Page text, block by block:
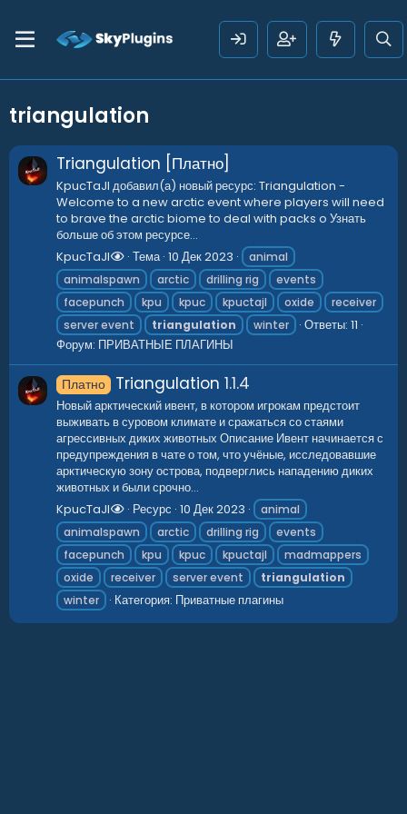
triangulation
Triangulation [Платно]
KpucTaJl добавил(а) новый ресурс: Triangulation -
Welcome to a new arctic event where players will need
to brave the arctic biome to deal with packs o Узнать
больше об этом ресурсе...
KpucTaJl
Тема 10 Дек 2023
animal
animalspawn
arctic drilling rig
events
facepunch
kpu kpuc kpuctajl oxide
receiver
server event
triangulation winter
Ответы: 11
Форум: ПРИВАТНЫЕ ПЛАГИНЫ
Платно Triangulation 1.1.4
Новый арктический ивент, в котором игрокам предстоит
выживать в суровом климате и сражаться со стаями
агрессивных диких животных Описание Ивент начинается с
предупреждения в чате о том, что учёные, исследовавшие
арктическую зону острова, подверглись нападению диких
животных и были срочно...
KpucTaJl
Ресурс 10 Дек 2023
animal
animalspawn
arctic drilling rig
events
facepunch
kpu kpuc kpuctajl
madmappers
oxide
receiver server event
triangulation
winter
Категория: Приватные плагины